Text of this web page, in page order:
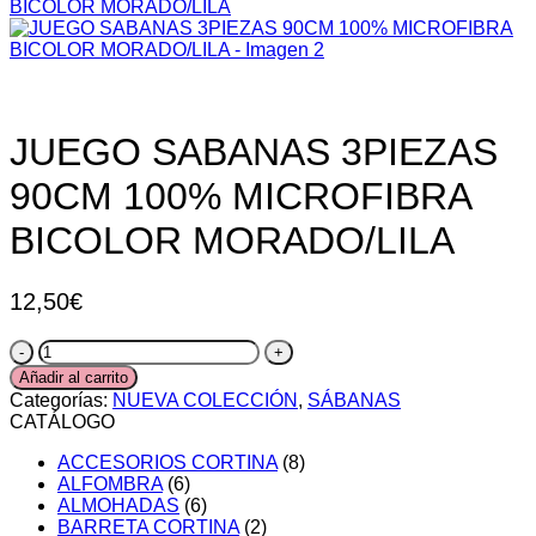
JUEGO SABANAS 3PIEZAS
90CM 100% MICROFIBRA
BICOLOR MORADO/LILA
12,50€
JUEGO
SABANAS
3PIEZAS
90CM
100%
MICROFIBRA
BICOLOR
MORADO/LILA
cantidad
Añadir al carrito
Categorías: NUEVA COLECCIÓN , SÁBANAS
CATÁLOGO
ACCESORIOS CORTINA (8)
ALFOMBRA (6)
ALMOHADAS (6)
BARRETA CORTINA (2)